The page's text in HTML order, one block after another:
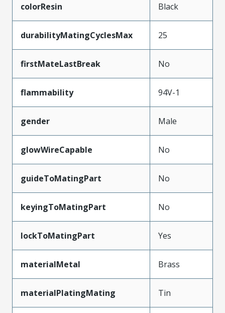
colorResin Black
durabilityMatingCyclesMax 25
firstMateLastBreak No
flammability 94V-1
gender Male
glowWireCapable No
guideToMatingPart No
keyingToMatingPart No
lockToMatingPart Yes
materialMetal Brass
materialPlatingMating Tin